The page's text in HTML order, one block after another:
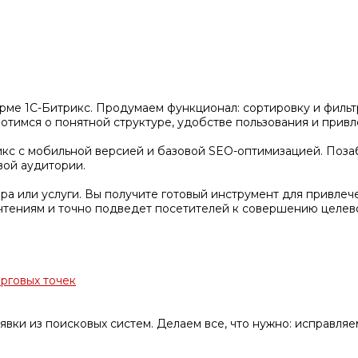
1С-Битрикс. Продумаем функционал: сортировку и
о понятной структуре, удобстве пользования и
с мобильной версией и базовой SEO-оптимизацией.
аудитории.
или услуги. Вы получите готовый инструмент для
и точно подведет посетителей к совершению
точек
из поисковых систем. Делаем все, что нужно: